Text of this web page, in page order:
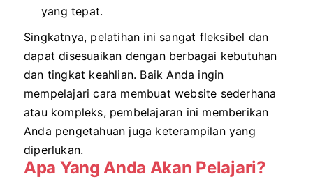
yang tepat.
Singkatnya, pelatihan ini sangat fleksibel dan
dapat disesuaikan dengan berbagai kebutuhan
dan tingkat keahlian. Baik Anda ingin
mempelajari cara membuat website sederhana
atau kompleks, pembelajaran ini memberikan
Anda pengetahuan juga keterampilan yang
diperlukan.
Apa Yang Anda Akan Pelajari?